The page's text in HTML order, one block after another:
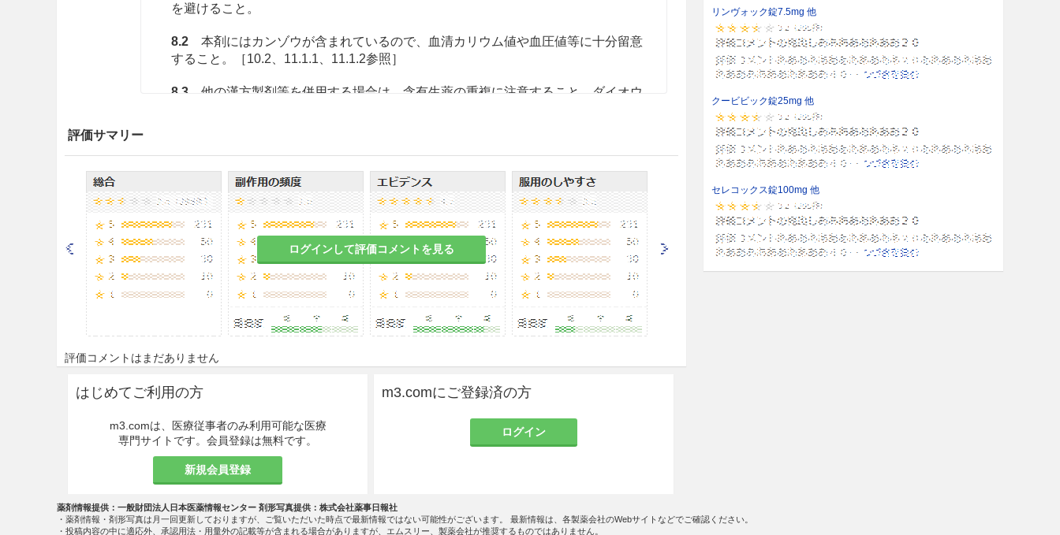
を避けること。
8.2本剤にはカンゾウが含まれているので、血清カリウム値や血圧値等に十分留意
すること。［10.2、11.1.1、11.1.2参照］
8.3 他の漢方製剤等を併用する場合は、含有生薬の重複に注意すること。ダイオウ
と。
慎重投与
9.1 合併症・既往歴等のある患者
9.1.1 下痢、軟便のある患者
これらの症状が悪化するおそれがある。
9.1.2 著しく胃腸の虚弱な患者
食欲不振、胃部不快感、悪心、腹痛、下痢等があらわれることがある。
9.1.3 食欲不振、悪心、嘔吐のある患者
これらの症状が悪化するおそれがある。
副作用があらわれやすくなり、その症状が増強されるおそれがある。
9.5 妊婦
評価サマリー
ログインして評価コメントを見る
評価コメントはまだありません
はじめてご利用の方
m3.comは、医療従事者のみ利用可能な医療
専門サイトです。会員登録は無料です。
新規会員登録
m3.comにご登録済の方
ログイン
リンヴォック錠7.5mg 他
クービビック錠25mg 他
セレコックス錠100mg 他
薬剤情報提供：一般財団法人日本医薬情報センター 剤形写真提供：株式会社薬事日報社
・薬剤情報・剤形写真は月一回更新しておりますが、ご覧いただいた時点で最新情報ではない可能性がございます。 最新情報は、各製薬会社のWebサイトなどでご確認ください。
・投稿内容の中に適応外、承認用法・用量外の記載等が含まれる場合がありますが、エムスリー、製薬会社が推奨するものではありません。